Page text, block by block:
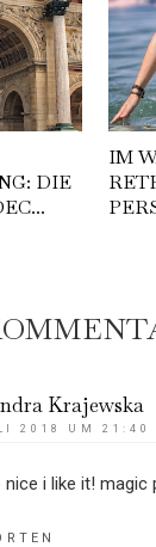
DIE
IM
Krajewska
2018 UM 21:40
i like it! magic